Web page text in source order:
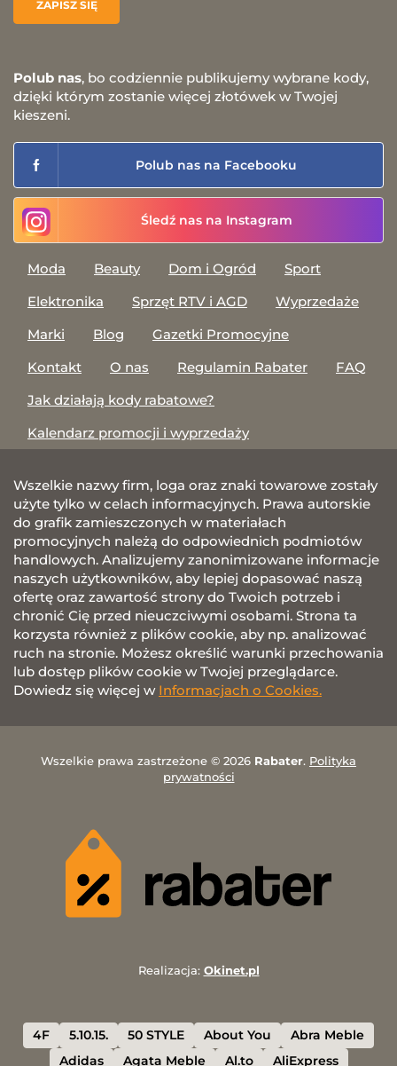
Polub nas, bo codziennie publikujemy wybrane kody,
dzięki którym zostanie więcej złotówek w Twojej
kieszeni.
Polub nas na Facebooku
Śledź nas na Instagram
Moda Beauty Dom i Ogród
Sport
Elektronika
Sprzęt RTV i AGD
Wyprzedaże
Marki
Blog
Gazetki Promocyjne
Kontakt
O nas Regulamin Rabater
FAQ
Jak działają kody rabatowe?
Kalendarz promocji i wyprzedaży
Wszelkie nazwy firm, loga oraz znaki towarowe zostały
użyte tylko w celach informacyjnych. Prawa autorskie
do grafik zamieszczonych w materiałach
promocyjnych należą do odpowiednich podmiotów
handlowych. Analizujemy zanonimizowane informacje
naszych użytkowników, aby lepiej dopasować naszą
ofertę oraz zawartość strony do Twoich potrzeb i
chronić Cię przed nieuczciwymi osobami. Strona ta
korzysta również z plików cookie, aby np. analizować
ruch na stronie. Możesz określić warunki przechowania
lub dostęp plików cookie w Twojej przeglądarce.
Dowiedz się więcej w Informacjach o Cookies.
Wszelkie prawa zastrzeżone © 2026 Rabater. Polityka
prywatności
Realizacja: Okinet.pl
4F 5.10.15. 50 STYLE About You
Abra Meble
Adidas
Agata Meble Al.to AliExpress